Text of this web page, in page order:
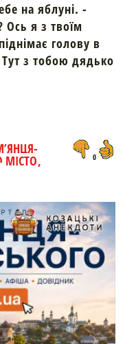
на яблуні. -
Ось я з твоїм
голову в
Тут з тобою дядько
МІСТО, 0